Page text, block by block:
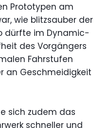
Prototypen am
wie blitzsauber der
dürfte im Dynamic-
des Vorgängers
Fahrstufen
an Geschmeidigkeit
sich zudem das
schneller und